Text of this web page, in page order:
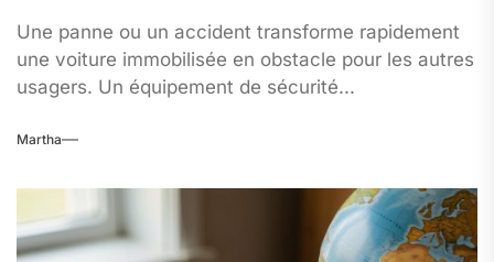
Une panne ou un accident transforme rapidement
une voiture immobilisée en obstacle pour les autres
usagers. Un équipement de sécurité...
Martha